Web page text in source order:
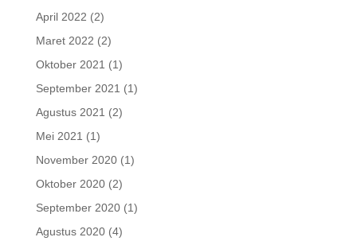
April 2022 (2)
Maret 2022 (2)
Oktober 2021 (1)
September 2021 (1)
Agustus 2021 (2)
Mei 2021 (1)
November 2020(1)
Oktober 2020(2)
September 2020(1)
Agustus 2020(4)